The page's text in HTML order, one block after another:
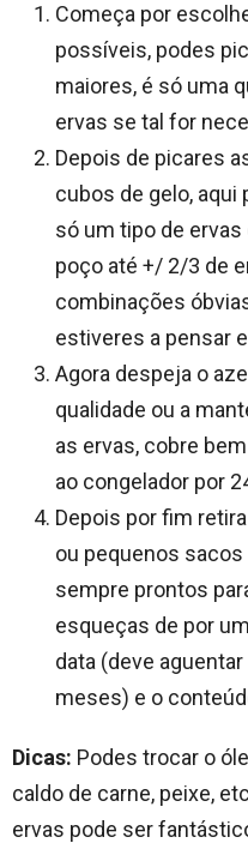
Começa por
possíveis, podes
maiores, é só uma
ervas se tal for
Depois de picares
cubos de gelo,
só um tipo de
poço até +/ 2/3 de
combinações
estiveres a pensar
Agora despeja o
qualidade ou a
as ervas, cobre
ao congelador por
Depois por fim
ou pequenos sacos
sempre prontos
esqueças de por
data (deve
meses) e o
Dicas: Podes trocar o
caldo de carne, peixe,
ervas pode ser